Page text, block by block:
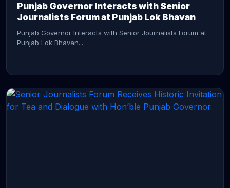
Punjab Governor Interacts with Senior
Journalists Forum at Punjab Lok Bhavan
Punjab Governor Interacts with Senior Journalists Forum at
Punjab Lok Bhavan...